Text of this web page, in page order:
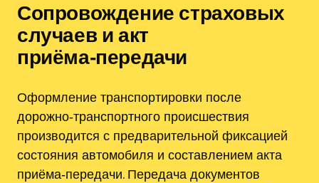
Сопровождение страховых
случаев и акт
приёма‑передачи
Оформление транспортировки после
дорожно‑транспортного происшествия
производится с предварительной фиксацией
состояния автомобиля и составлением акта
приёма‑передачи. Передача документов